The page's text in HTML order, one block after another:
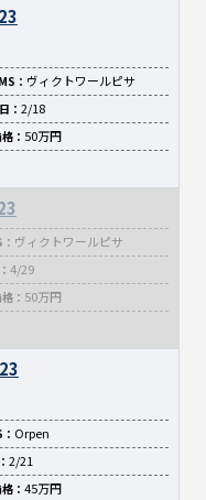
： ヴィクトワールピサ
： 2/18
： 50万円
ヴィクトワールピサ
4/29
： 50万円
Orpen
2/21
： 45万円